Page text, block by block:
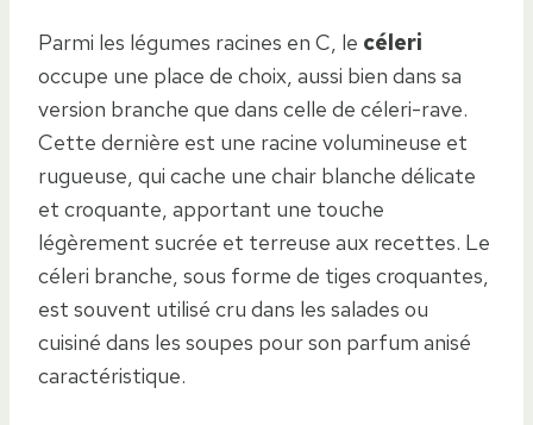
Parmi les légumes racines en C, le céleri
occupe une place de choix, aussi bien dans sa
version branche que dans celle de céleri-rave.
Cette dernière est une racine volumineuse et
rugueuse, qui cache une chair blanche délicate
et croquante, apportant une touche
légèrement sucrée et terreuse aux recettes. Le
céleri branche, sous forme de tiges croquantes,
est souvent utilisé cru dans les salades ou
cuisiné dans les soupes pour son parfum anisé
caractéristique.